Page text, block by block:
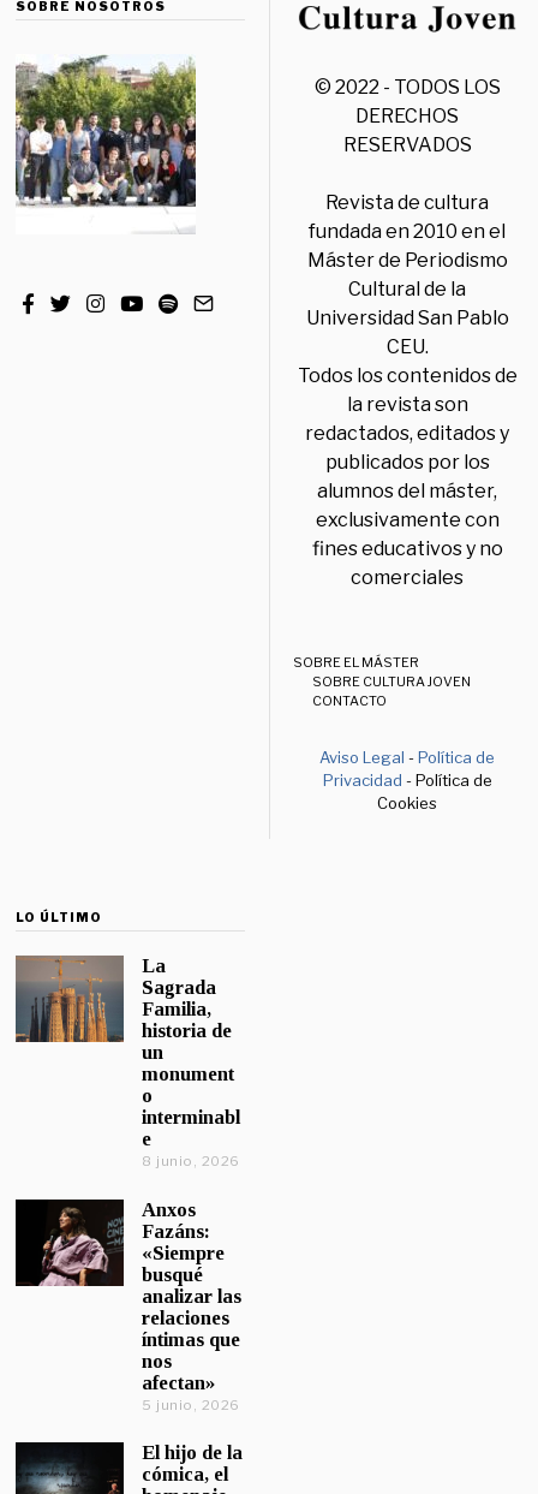
SOBRE NOSOTROS
© 2022 - TODOS LOS
DERECHOS
RESERVADOS
Revista de cultura
fundada en 2010 en el
Máster de Periodismo
Cultural de la
Universidad San Pablo
CEU.
Todos los contenidos de
la revista son
redactados, editados y
publicados por los
alumnos del máster,
exclusivamente con
fines educativos y no
comerciales
SOBRE EL MÁSTER
SOBRE CULTURA JOVEN
CONTACTO
Aviso Legal -Política de
Privacidad - Política de
Cookies
LO ÚLTIMO
La
Sagrada
Familia,
historia de
un
monument
o
interminabl
e
8 junio, 2026
Anxos
Fazáns:
«Siempre
busqué
analizar las
relaciones
íntimas que
nos
afectan»
5 junio, 2026
El hijo de la
cómica, el